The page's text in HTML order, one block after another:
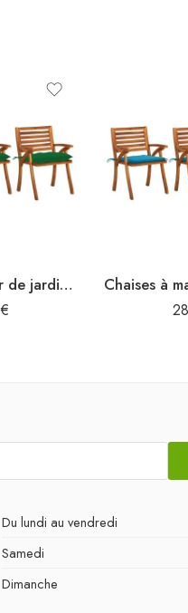
Chaises à manger de jardin avec coussins lot de 3 Acacia massif
€
Du lundi au vendredi
Samedi
Dimanche